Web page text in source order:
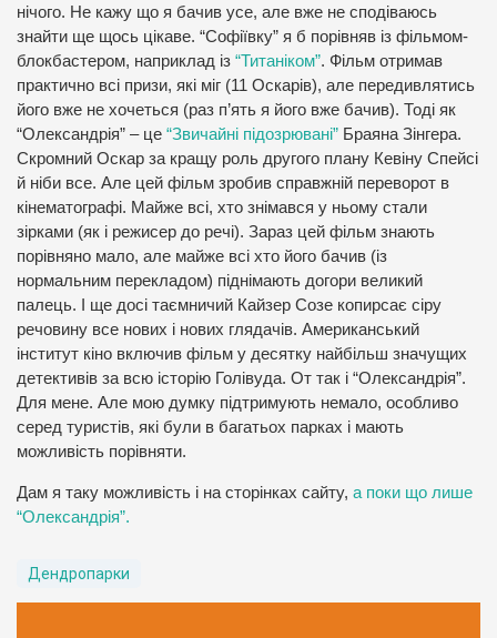
нічого. Не кажу що я бачив усе, але вже не сподіваюсь
знайти ще щось цікаве. “Софіївку” я б порівняв із фільмом-
блокбастером, наприклад із “Титаніком”. Фільм отримав
практично всі призи, які міг (11 Оскарів), але передивлятись
його вже не хочеться (раз п’ять я його вже бачив). Тоді як
“Олександрія” – це “Звичайні підозрювані” Браяна Зінгера.
Скромний Оскар за кращу роль другого плану Кевіну Спейсі
й ніби все. Але цей фільм зробив справжній переворот в
кінематографі. Майже всі, хто знімався у ньому стали
зірками (як і режисер до речі). Зараз цей фільм знають
порівняно мало, але майже всі хто його бачив (із
нормальним перекладом) піднімають догори великий
палець. І ще досі таємничий Кайзер Созе копирсає сіру
речовину все нових і нових глядачів. Американський
інститут кіно включив фільм у десятку найбільш значущих
детективів за всю історію Голівуда. От так і “Олександрія”.
Для мене. Але мою думку підтримують немало, особливо
серед туристів, які були в багатьох парках і мають
можливість порівняти.
Дам я таку можливість і на сторінках сайту, а поки що лише
“Олександрія”.
Дендропарки